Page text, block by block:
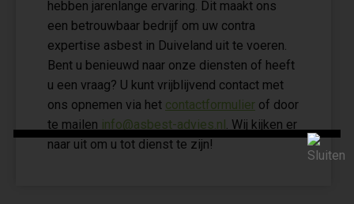
hebben jarenlange ervaring. Dit maakt ons
een betrouwbaar bedrijf om uw contra
expertise asbest in Duiveland uit te voeren.
Bent u benieuwd naar onze diensten of heeft
u een vraag? U kunt vrijblijvend contact met
ons opnemen via het contactformulier of door
te mailen info@asbest-advies.nl. Wij kijken er
naar uit om u tot dienst te zijn!